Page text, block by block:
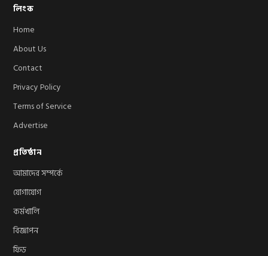
লিংক
Home
About Us
Contact
Privacy Policy
Terms of Service
Advertise
প্রতিষ্ঠান
আমাদের সম্পর্কে
যোগাযোগ
কর্মখালি
বিজ্ঞাপন
ফিড